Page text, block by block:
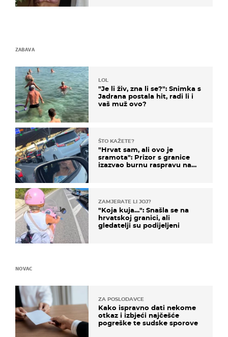
ZABAVA
LOL
"Je li živ, zna li se?": Snimka s
Jadrana postala hit, radi li i
vaš muž ovo?
ŠTO KAŽETE?
"Hrvat sam, ali ovo je
sramota": Prizor s granice
izazvao burnu raspravu na
ZAMJERATE LI JOJ?
"Koja kuja…": Snašla se na
hrvatskoj granici, ali
gledatelji su podijeljeni
NOVAC
ZA POSLODAVCE
Kako ispravno dati nekome
otkaz i izbjeći najčešće
pogreške te sudske sporove